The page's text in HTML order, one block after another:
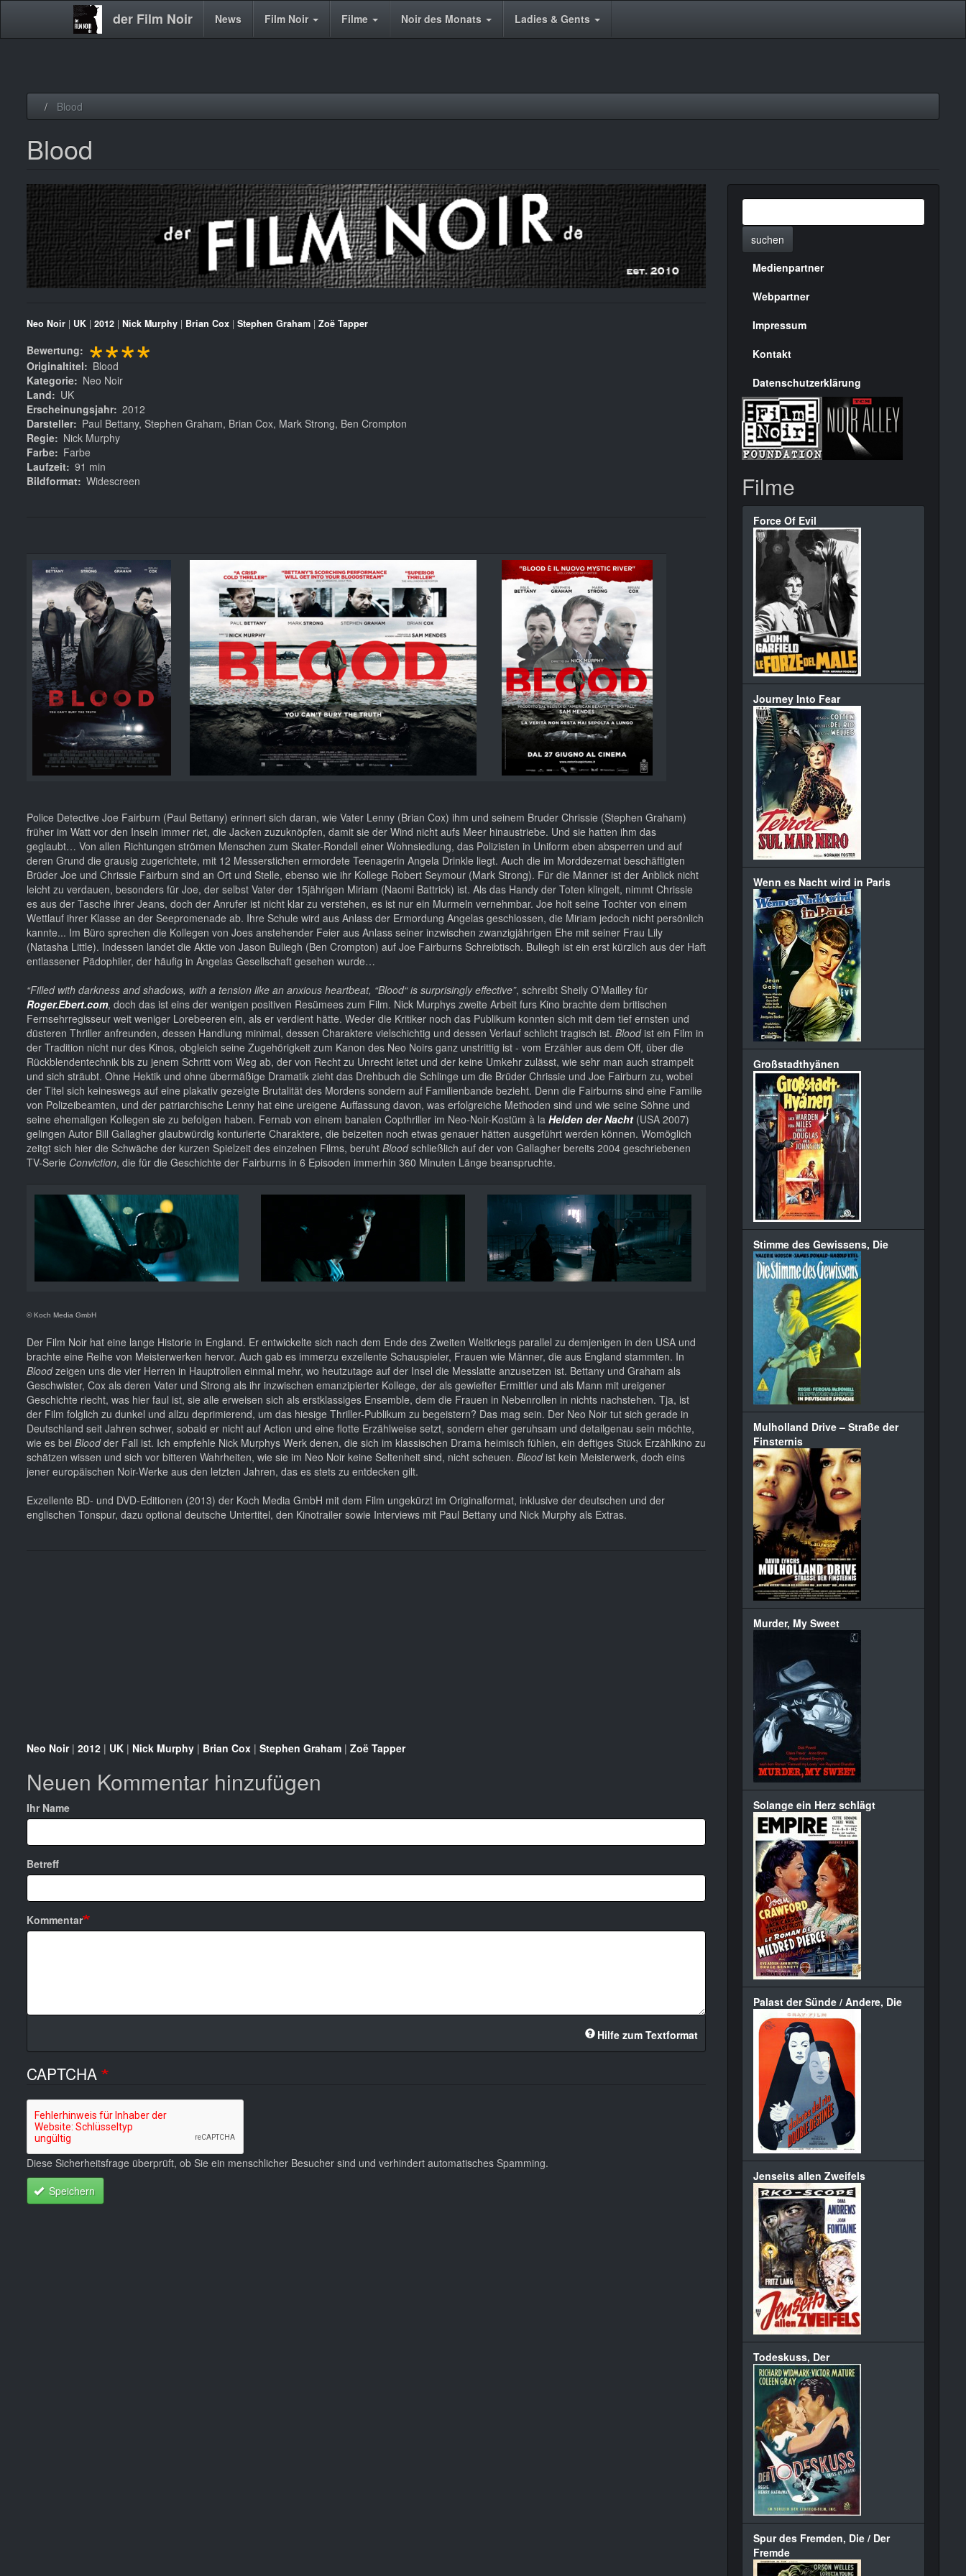
der Film Noir
Main News Film Noir Filme Noir des Monats Ladies & Gents
Blood
Blood
Neo Noir | UK | 2012 | Nick Murphy | Brian Cox | Stephen Graham | Zoë Tapper
Bewertung ****
Originaltitel
Blood
Kategorie
Neo Noir
Land
UK
Erscheinungsjahr 2012
Darsteller
Paul Bettany, Stephen Graham, Brian Cox, Mark Strong, Ben Crompton
Regie
Nick Murphy
Farbe
Farbe
Laufzeit 91 min
Bildformat Widescreen
Police Detective Joe Fairburn (Paul Bettany) erinnert sich daran, wie Vater Lenny (Brian Cox) ihm und seinem Bruder Chrissie (Stephen Graham)
früher im Watt vor den Inseln immer riet, die Jacken zuzuknöpfen, damit sie der Wind nicht aufs Meer hinaustriebe. Und sie hatten ihm das
geglaubt… Von allen Richtungen strömen Menschen zum Skater-Rondell einer Wohnsiedlung, das Polizisten in Uniform eben absperren und auf
deren Grund die grausig zugerichtete, mit 12 Messerstichen ermordete Teenagerin Angela Drinkle liegt. Auch die im Morddezernat beschäftigten
Brüder Joe und Chrissie Fairburn sind an Ort und Stelle, ebenso wie ihr Kollege Robert Seymour (Mark Strong). Für die Männer ist der Anblick nicht
leicht zu verdauen, besonders für Joe, der selbst Vater der 15jährigen Miriam (Naomi Battrick) ist. Als das Handy der Toten klingelt, nimmt Chrissie
es aus der Tasche ihrer Jeans, doch der Anrufer ist nicht klar zu verstehen, es ist nur ein Murmeln vernehmbar. Joe holt seine Tochter von einem
Wettlauf ihrer Klasse an der Seepromenade ab. Ihre Schule wird aus Anlass der Ermordung Angelas geschlossen, die Miriam jedoch nicht persönlich
kannte... Im Büro sprechen die Kollegen von Joes anstehender Feier aus Anlass seiner inzwischen zwanzigjährigen Ehe mit seiner Frau Lily
(Natasha Little). Indessen landet die Aktie von Jason Buliegh (Ben Crompton) auf Joe Fairburns Schreibtisch. Buliegh ist ein erst kürzlich aus der Haft
entlassener Pädophiler, der häufig in Angelas Gesellschaft gesehen wurde…
“Filled with darkness and shadows, with a tension like an anxious heartbeat, “Blood“ is surprisingly effective”, schreibt Sheily O’Mailley für
Roger.Ebert.com, doch das ist eins der wenigen positiven Resümees zum Film. Nick Murphys zweite Arbeit furs Kino brachte dem britischen
Fernsehrregisseur weit weniger Lorebeeren ein, als er verdient hätte. Weder die Kritiker noch das Publikum konnten sich mit dem tief ernsten und
düsteren Thriller anfreunden, dessen Handlung minimal, dessen Charaktere vielschichtig und dessen Verlauf schlicht tragisch ist. Bloodist ein Film in
der Tradition nicht nur des Kinos, obgleich seine Zugehörigkeit zum Kanon des Neo Noirs ganz unstrittig ist - vom Erzähler aus dem Off, über die
Rückblendentechnik bis zu jenem Schritt vom Weg ab, der von Recht zu Unrecht leitet und der keine Umkehr zulässt, wie sehr man auch strampelt
und sich sträubt. Ohne Hektik und ohne übermäßige Dramatik zieht das Drehbuch die Schlinge um die Brüder Chrissie und Joe Fairburn zu, wobei
der Titel sich keineswegs auf eine plakativ gezeigte Brutalität des Mordens sondern auf Familienbande bezieht. Denn die Fairburns sind eine Familie
von Polizeibeamten, und der patriarchische Lenny hat eine ureigene Auffassung davon, was erfolgreiche Methoden sind und wie seine Söhne und
seine ehemaligen Kollegen sie zu befolgen haben. Fernab von einem banalen Copthriller im Neo-Noir-Kostüm à la Helden der Nacht (USA 2007)
gelingen Autor Bill Gallagher glaubwürdig konturierte Charaktere, die beizeiten noch etwas genauer hätten ausgeführt werden können. Womöglich
zeitgt sich hier die Schwäche der kurzen Spielzeit des einzelnen Films, beruht Bloodschließlich auf der von Gallagher bereits 2004 geschriebenen
TV-Serie Conviction, die für die Geschichte der Fairburns in 6 Episoden immerhin 360 Minuten Länge beanspruchte.
© Koch Media GmbH
Der Film Noir hat eine lange Historie in England. Er entwickelte sich nach dem Ende des Zweiten Weltkriegs parallel zu demjenigen in den USA und
brachte eine Reihe von Meisterwerken hervor. Auch gab es immerzu exzellente Schauspieler, Frauen wie Männer, die aus England stammten. In
Bloodzeigen uns die vier Herren in Hauptrollen einmal mehr, wo heutzutage auf der Insel die Messlatte anzusetzen ist. Bettany und Graham als
Geschwister, Cox als deren Vater und Strong als ihr inzwischen emanzipierter Kollege, der als gewiefter Ermittler und als Mann mit ureigener
Geschichte riecht, was hier faul ist, sie alle erweisen sich als erstklassiges Ensemble, dem die Frauen in Nebenrollen in nichts nachstehen. Tja, ist
der Film folglich zu dunkel und allzu deprimierend, um das hiesige Thriller-Publikum zu begeistern? Das mag sein. Der Neo Noir tut sich gerade in
Deutschland seit Jahren schwer, sobald er nicht auf Action und eine flotte Erzählweise setzt, sondern eher geruhsam und detailgenau sein möchte,
wie es bei Bloodder Fall ist. Ich empfehle Nick Murphys Werk denen, die sich im klassischen Drama heimisch fühlen, ein deftiges Stück Erzählkino zu
schätzen wissen und sich vor bitteren Wahrheiten, wie sie im Neo Noir keine Seltenheit sind, nicht scheuen. Bloodist kein Meisterwerk, doch eins
jener europäischen Noir-Werke aus den letzten Jahren, das es stets zu entdecken gilt.
Exzellente BD- und DVD-Editionen (2013) der Koch Media GmbH mit dem Film ungekürzt im Originalformat, inklusive der deutschen und der
englischen Tonspur, dazu optional deutsche Untertitel, den Kinotrailer sowie Interviews mit Paul Bettany und Nick Murphy als Extras.
Neo Noir| 2012 | UK | Nick Murphy | Brian Cox | Stephen Graham | Zoë Tapper
Neuen Kommentar hinzufügen
Ihr Name
Betreff
Kommentar
Hilfe zum Textformat
CAPTCHA
Diese Sicherheitsfrage überprüft, ob Sie ein menschlicher Besucher sind und verhindert automatisches Spamming.
Speichern
suchen
Menülinks
rechte
Seite
Medienpartner
Webpartner
Impressum
Kontakt
Datenschutzerklärung
Filme
Force Of Evil
Journey Into Fear
Wenn es Nacht wird in Paris
Großstadthyänen
Stimme des Gewissens, Die
Mulholland Drive – Straße der
Finsternis
Murder, My Sweet
Solange ein Herz schlägt
Palast der Sünde / Andere, Die
Jenseits allen Zweifels
Todeskuss, Der
Spur des Fremden, Die / Der
Fremde